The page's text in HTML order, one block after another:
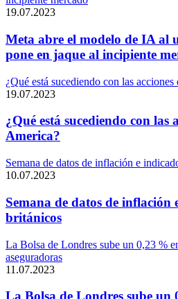
19.07.2023
Meta abre el modelo de IA al
pone en jaque al incipiente
¿Qué está sucediendo con las
19.07.2023
¿Qué está sucediendo con las
America?
Semana de datos de inflación e
10.07.2023
Semana de datos de inflación
británicos
La Bolsa de Londres sube un 0,23 %
aseguradoras
11.07.2023
La Bolsa de Londres sube un